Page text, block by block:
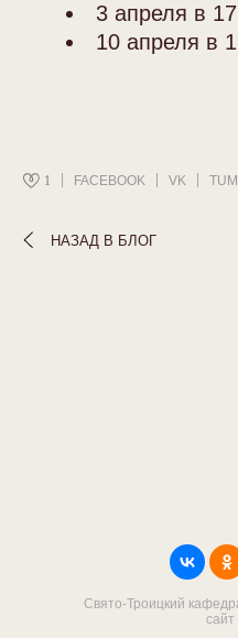
Контакты3 апреля в
10 апреля в
1 FACEBOOK VK
НАЗАД В БЛОГ
Свято-Троицкий
сайт